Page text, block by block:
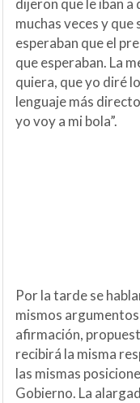
dijeron que le iban a
muchas veces y que
esperaban que el
que esperaban. La
quiera, que yo diré
lenguaje más
yo voy a mi bola”.
Por la tarde se
mismos
afirmación,
recibirá la misma
las mismas
Gobierno. La